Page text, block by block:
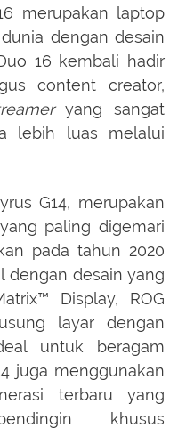
merupakan laptop
dengan desain
16 kembali hadir
content creator,
yang sangat
lebih luas melalui
G14, merupakan
paling digemari
pada tahun 2020
dengan desain yang
Display, ROG
layar dengan
untuk beragam
juga menggunakan
terbaru yang
khusus